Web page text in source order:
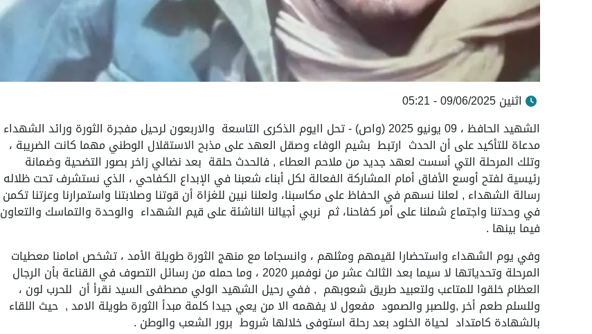
اثنين 09/06/2025 - 05:21
الشهيد الحافظ ، 09 يونيو 2025 (واص) - تحل اايوم الذكرى التاسعة والاربعون لرحيل مفجرة الثورة ورائد الشهداء
مدعاة للتأكيد على أن الحدث ارتبط بشيم الوفاء وصقل العهد على مذبح الاستقلال الوطني مهما كانت الضريبة ،
وتلك المرحلة التي أسست لعهد جديد من ملاحم العطاء , فالحدث حلقة بعد نضالي زاخر بصور التضحية وضمانة
رئيسية لفتح أوسع الأفاق أمام المشاركة الفعالة لكل أبناء شعبنا في الإبداع الكفاحي ، الذي نستشرف تحت ظلاله
رسالة الشهداء , لعلنا نسهم في الحفاظ على مكاسبنا، ولعلنا نبين للغزاة أن قوتنا وصلابتنا واستمرارنا وعزتنا تكمن
في وحدتنا واجتماع شملنا على أمر كفاحنا، ثم نربي أجيالنا الناشئة على قيم الشهداء والوحدة والتماسك والتعاون
فيما بينها .
وفي يوم الشهداء واستحضارا لقيمهم ومثلهم ، وانسجاما مع منهج الثورة طويلة الأمد ، تشخص امامنا معطيات
المرحلة وتحدياتها لا سيما بعد الثالث عشر من نوفمبر 2020 ، وما حمله من رسائل التصوف في القناعة بأن الرجال
العظام خلقوا للمتاعب ولتعبيد طريق شعوبهم , ففي رحيل الشهيد الولي مصطفى السيد نقرأ أن للحرب لون ،
وللسلم طعم أخر ,وللصبر والصمود مفعول لا يفهمه الا من يعي جيدا كلمة مبدأ الثورة طويلة الامد , حيث اللقاء
بالشهادة كامتداد لحياة الخلود بعد رحلة استوفى خلالها شروط برور الشعب والوطن .